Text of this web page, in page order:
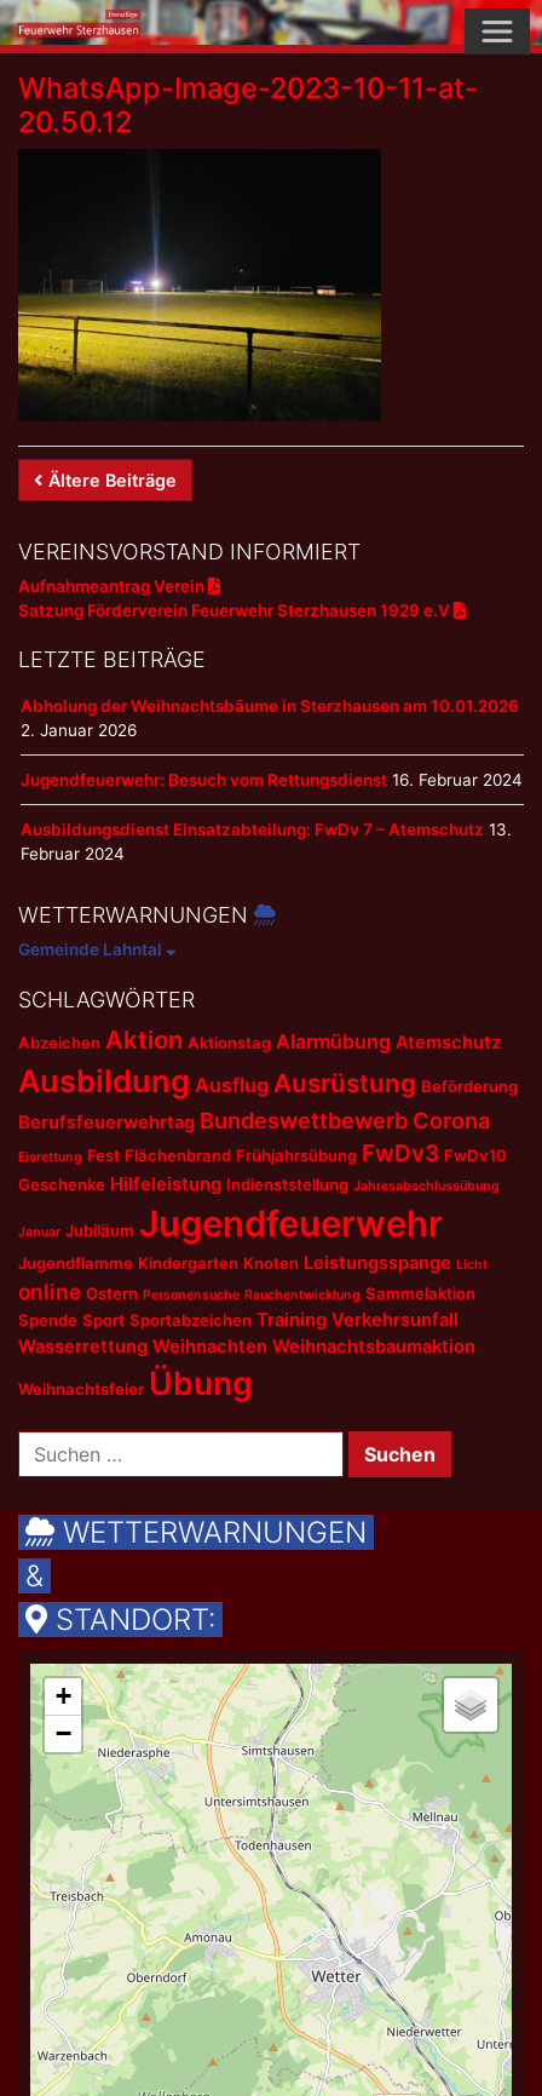
Skip
to
content
WhatsApp-Image-2023-10-11-at-
20.50.12
Beitrags-
Navigation
Ältere Beiträge
VEREINSVORSTAND INFORMIERT
Aufnahmeantrag Verein
Satzung Förderverein Feuerwehr Sterzhausen 1929 e.V
LETZTE BEITRÄGE
Abholung der Weihnachtsbäume in Sterzhausen am 10.01.2026
2. Januar 2026
Jugendfeuerwehr: Besuch vom Rettungsdienst 16. Februar 2024
Ausbildungsdienst Einsatzabteilung: FwDv 7 – Atemschutz 13.
Februar 2024
WETTERWARNUNGEN
Gemeinde Lahntal
SCHLAGWÖRTER
Abzeichen Aktion Aktionstag Alarmübung Atemschutz
Ausbildung Ausflug Ausrüstung Beförderung
Berufsfeuerwehrtag Bundeswettbewerb Corona
Eisrettung Fest Flächenbrand Frühjahrsübung FwDv3 FwDv10
Geschenke Hilfeleistung Indienststellung Jahresabschlussübung
Januar Jubiläum Jugendfeuerwehr
Jugendflamme Kindergarten Knoten Leistungsspange Licht
online Ostern Personensuche Rauchentwicklung Sammelaktion
Spende Sport Sportabzeichen Training Verkehrsunfall
Wasserrettung Weihnachten Weihnachtsbaumaktion
Weihnachtsfeier Übung
nach:
WETTERWARNUNGEN
&
STANDORT: